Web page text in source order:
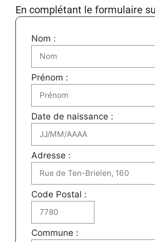
En complétant le formulaire
Nom :
Prénom :
Date de naissance :
Adresse :
Code Postal :
Commune :